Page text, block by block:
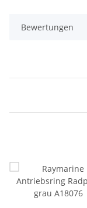
Bewertungen